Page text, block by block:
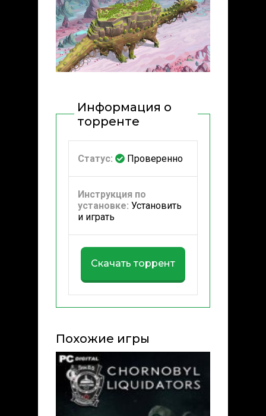
Информация о
торренте
Статус: Проверенно
Инструкция по
установке: Установить
и играть
Скачать торрент
Похожие игры